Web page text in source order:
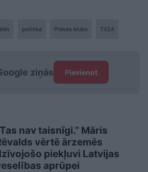
politika Preses klubs TV24
ziņās Pievienot
nav taisnīgi.” Māris
vērtē ārzemēs
piekļuvi Latvijas
aprūpei